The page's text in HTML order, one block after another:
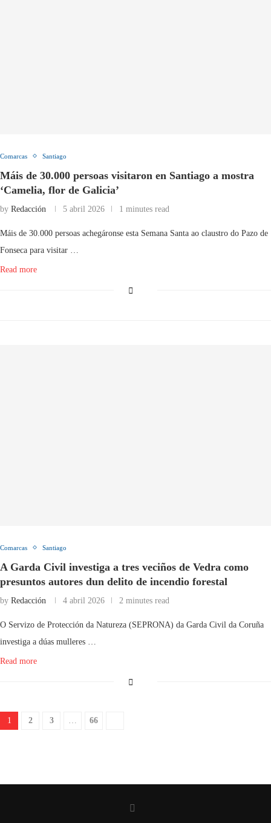
Comarcas Santiago
Máis de 30.000 persoas visitaron en Santiago a mostra
‘Camelia, flor de Galicia’
by Redacción 5 abril 2026 1 minutes read
Máis de 30.000 persoas achegáronse esta Semana Santa ao claustro do Pazo de
Fonseca para visitar …
Read more
Comarcas Santiago
A Garda Civil investiga a tres veciños de Vedra como
presuntos autores dun delito de incendio forestal
by Redacción 4 abril 2026 2 minutes read
O Servizo de Protección da Natureza (SEPRONA) da Garda Civil da Coruña
investiga a dúas mulleres …
Read more
1 2 3 66